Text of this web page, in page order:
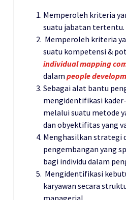
Memperoleh kriteria
suatu jabatan tertentu.
Memperoleh kriteria
suatu kompetensi &
individual mapping
dalam people
Sebagai alat bantu
mengidentifikasi
melalui suatu metode
dan obyektifitas yang
Menghasilkan strategi
pengembangan yang
bagi individu dalam
Mengidentifikasi
karyawan secara
managerial.